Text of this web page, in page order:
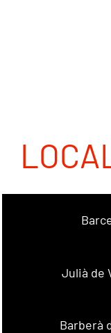
Julià de
Barberà